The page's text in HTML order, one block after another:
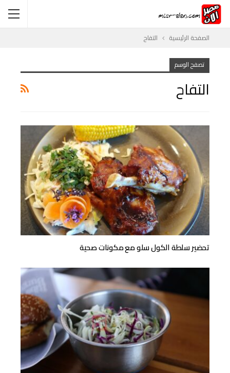
الصفحة الرئيسية التفاح
تصفح الوسم
التفاح
تحضير سلطة الكول سلو مع مكونات صحية